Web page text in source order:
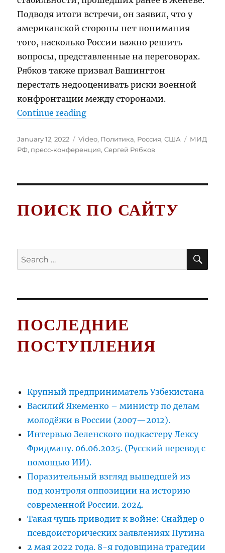
Подводя итоги встречи, он заявил, что у
американской стороны нет понимания
того, насколько России важно решить
вопросы, представленные на переговорах.
Рябков также призвал Вашингтон
перестать недооценивать риски военной
конфронтации между сторонами.
Continue reading“Пресс-конференция
Posted
on
January 12, 2022 Categories
Video, Политика, Россия,США Tags
МИД
РФ, пресс-конференция,Сергей Рябков
ПОИСК ПО САЙТУ
Search
for:
ПОСЛЕДНИЕ
ПОСТУПЛЕНИЯ
Крупный предприниматель Узбекистана
Василий Якеменко – министр по делам
молодёжи в России (2007—2012).
Интервью Зеленского подкастеру Лексу
Фридману. 06.06.2025. (Русский перевод с
помощью ИИ).
Поразительный взгляд вышедшей из
под контроля оппозиции на историю
современной России. 2024.
Такая чушь приводит к войне: Снайдер о
псевдоисторических заявлениях Путина
2 мая 2022 года. 8-я годовщина трагедии